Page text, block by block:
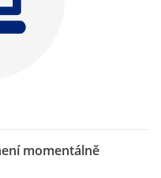
momentálně